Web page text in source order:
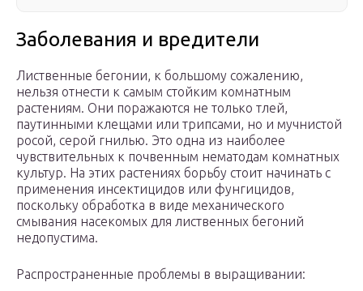
Заболевания и вредители
Лиственные бегонии, к большому сожалению,
нельзя отнести к самым стойким комнатным
растениям. Они поражаются не только тлей,
паутинными клещами или трипсами, но и мучнистой
росой, серой гнилью. Это одна из наиболее
чувствительных к почвенным нематодам комнатных
культур. На этих растениях борьбу стоит начинать с
применения инсектицидов или фунгицидов,
поскольку обработка в виде механического
смывания насекомых для лиственных бегоний
недопустима.
Распространенные проблемы в выращивании: